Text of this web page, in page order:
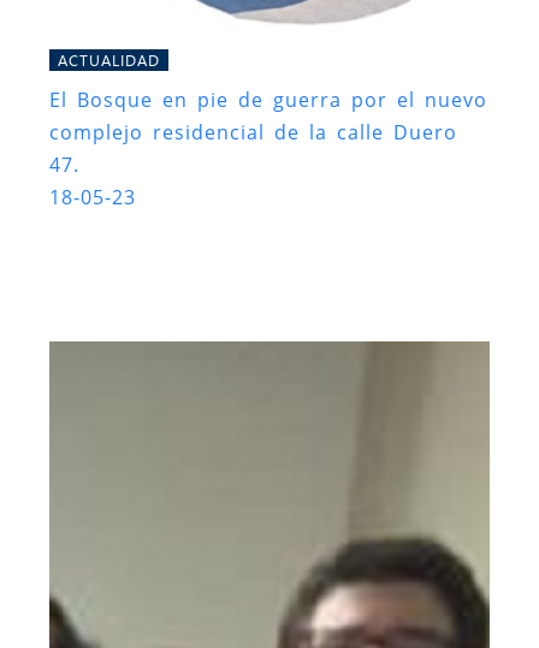
ACTUALIDAD
El Bosque en pie de guerra por el nuevo
complejo residencial de la calle Duero
47.
18-05-23